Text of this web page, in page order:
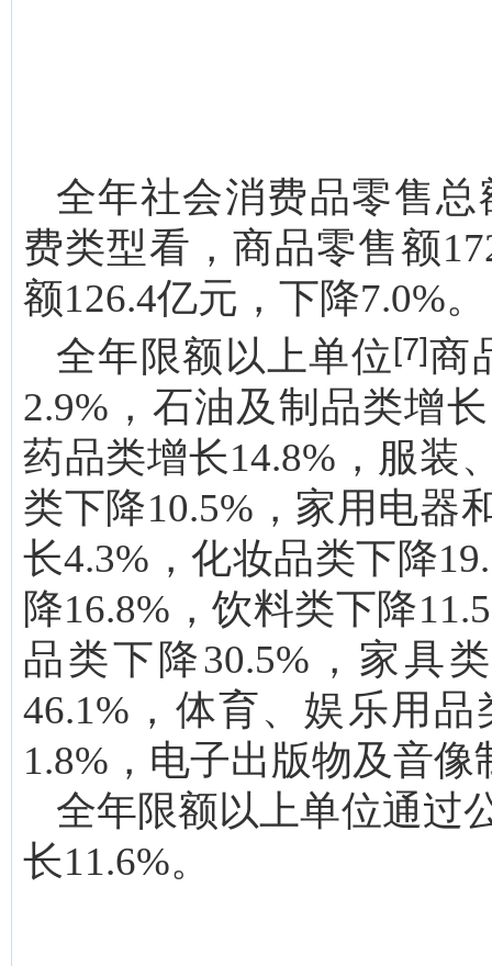
全年社会消费品零售总
费类型看，商品零售额
额126.4亿元，下降7.0%。
全年限额以上单位[7]商
2.9%，石油及制品类增
药品类增长14.8%，服装
类下降10.5%，家用电器
长4.3%，化妆品类下降
降16.8%，饮料类下降
品类下降30.5%，家具
46.1%，体育、娱乐用
1.8%，电子出版物及音像
全年限额以上单位通过
长11.6%。